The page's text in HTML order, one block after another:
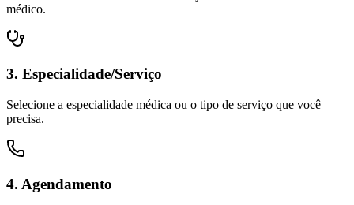
médico.
3. Especialidade/Serviço
Selecione a especialidade médica ou o tipo de serviço que você
precisa.
4. Agendamento